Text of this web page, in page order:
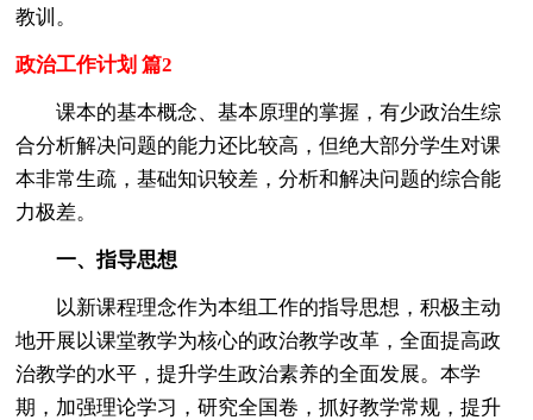
教训。
政治工作计划 篇2
课本的基本概念、基本原理的掌握，有少政治生综
合分析解决问题的能力还比较高，但绝大部分学生对课
本非常生疏，基础知识较差，分析和解决问题的综合能
力极差。
一、指导思想
以新课程理念作为本组工作的指导思想，积极主动
地开展以课堂教学为核心的政治教学改革，全面提高政
治教学的水平，提升学生政治素养的全面发展。本学
期，加强理论学习，研究全国卷，抓好教学常规，提升